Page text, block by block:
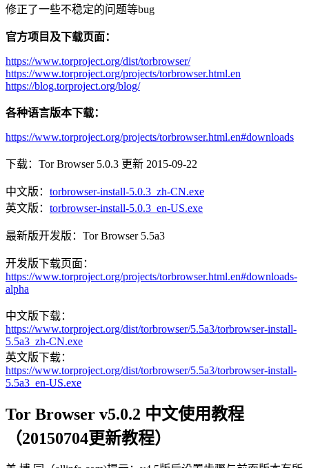
修正了一些不稳定的问题等bug
官方项目及下载页面：
https://www.torproject.org/dist/torbrowser/
https://www.torproject.org/projects/torbrowser.html.en
https://blog.torproject.org/blog/
各种语言版本下载：
https://www.torproject.org/projects/torbrowser.html.en#downloads
下载：Tor Browser 5.0.3 更新 2015-09-22
中文版： torbrowser-install-5.0.3_zh-CN.exe
英文版： torbrowser-install-5.0.3_en-US.exe
最新版开发版：Tor Browser 5.5a3
开发版下载页面：
https://www.torproject.org/projects/torbrowser.html.en#downloads-
alpha
中文版下载：
https://www.torproject.org/dist/torbrowser/5.5a3/torbrowser-install-
5.5a3_zh-CN.exe
英文版下载：
https://www.torproject.org/dist/torbrowser/5.5a3/torbrowser-install-
5.5a3_en-US.exe
Tor Browser v5.0.2 中文使用教程
（20150704更新教程）